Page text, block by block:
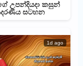
උපන්දියදා කසුන්
සටහන
1d ago